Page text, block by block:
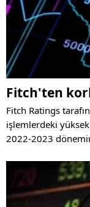
Fitch'ten
Fitch Ratings
işlemlerdeki
2022-2023